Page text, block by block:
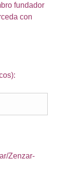
fundador
con
Zenzar-